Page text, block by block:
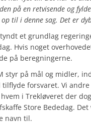
på en retvisende og
til i denne sag. Det er
et grundlag
Hvis noget
på beregningerne.
styr på mål og midler,
forsvaret. Vi
i Trekløveret der
Store Bededag.
navn til.